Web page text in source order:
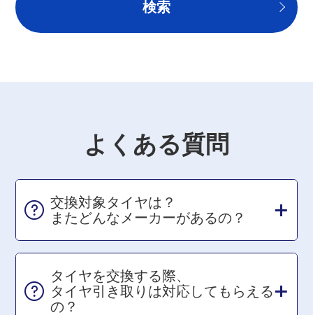
よくある質問
交換対象タイヤは？
またどんなメーカーがあるの？
タイヤを交換する際、
タイヤ引き取りは対応してもらえる
の？